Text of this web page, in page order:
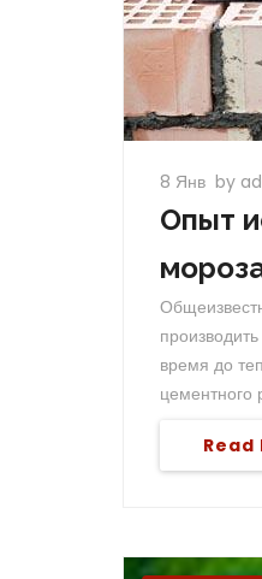
8 Янв by
Опыт
время до
цементного
Read